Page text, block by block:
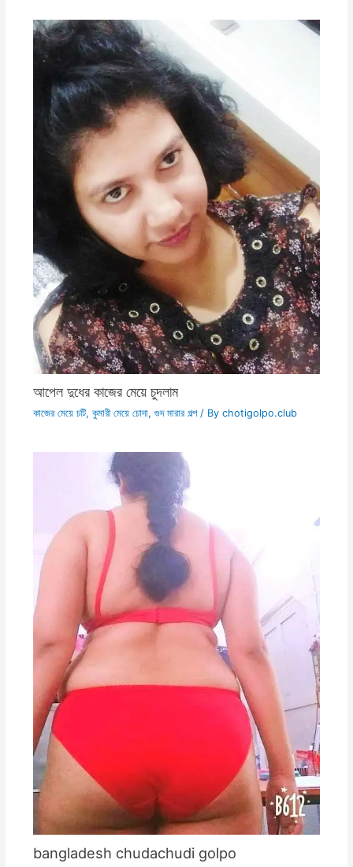
আপেল দুধের কাজের মেয়ে চুদলাম
কাজের মেয়ে চটি, কুমারী মেয়ে চোদা, গুদ মারার গল্প/ By chotigolpo.club
bangladesh chudachudi golpo